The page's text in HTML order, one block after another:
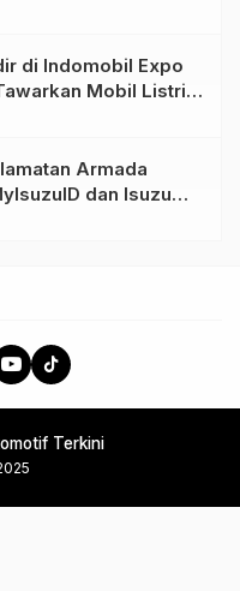
di Indomobil Expo
Mobil Listrik
Armada
dan Isuzu
Terkini